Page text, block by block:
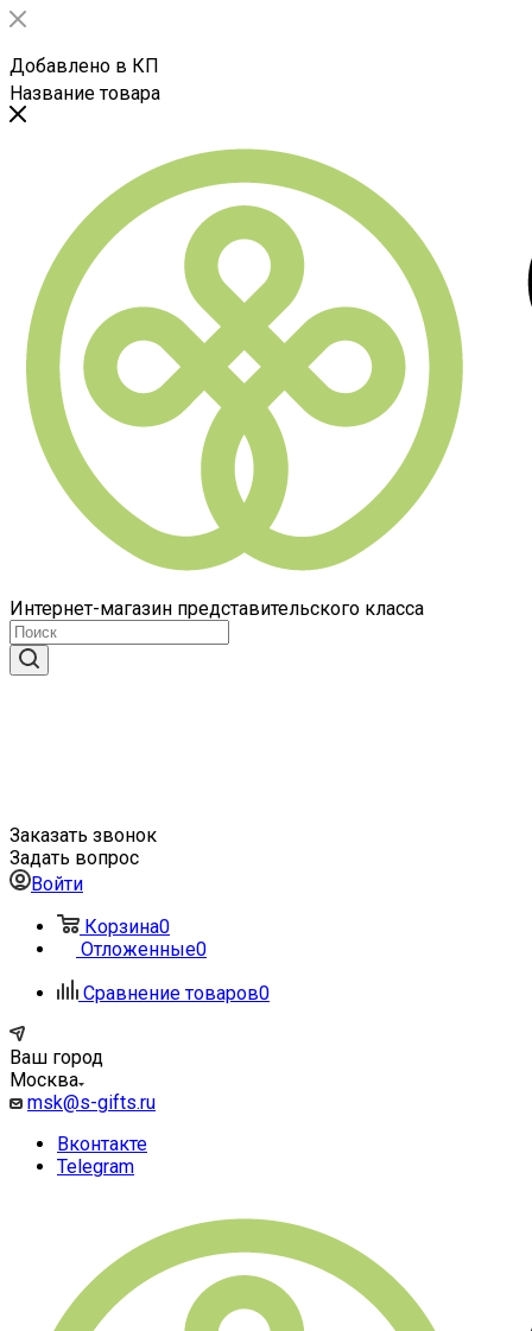
Добавлено в КП
Название товара
Интернет-магазин представительского класса
Заказать звонок
Задать вопрос
Войти
Корзина0
Отложенные0
Сравнение товаров0
Ваш город
Москва
msk@s-gifts.ru
Вконтакте
Telegram